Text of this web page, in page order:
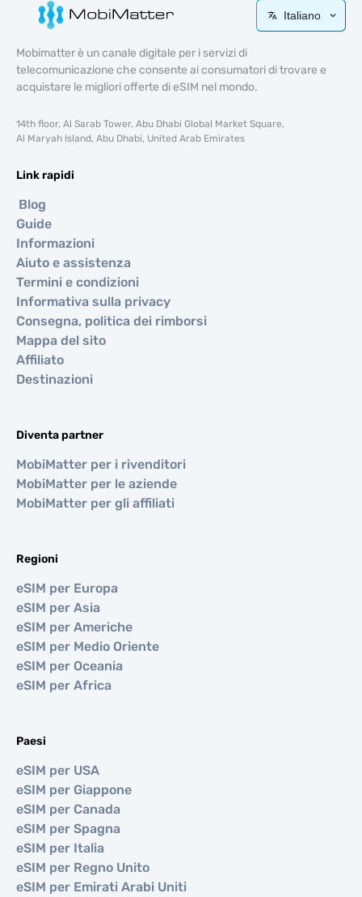
Italiano
Mobimatter è un canale digitale per i servizi di
telecomunicazione che consente ai consumatori di trovare e
acquistare le migliori offerte di eSIM nel mondo.
14th floor, Al Sarab Tower, Abu Dhabi Global Market Square,
Al Maryah Island, Abu Dhabi, United Arab Emirates
Link rapidi
Blog
Guide
Informazioni
Aiuto e assistenza
Termini e condizioni
Informativa sulla privacy
Consegna, politica dei rimborsi
Mappa del sito
Affiliato
Destinazioni
Diventa partner
MobiMatter per i rivenditori
MobiMatter per le aziende
MobiMatter per gli affiliati
Regioni
eSIM per Europa
eSIM per Asia
eSIM per Americhe
eSIM per Medio Oriente
eSIM per Oceania
eSIM per Africa
Paesi
eSIM per USA
eSIM per Giappone
eSIM per Canada
eSIM per Spagna
eSIM per Italia
eSIM per Regno Unito
eSIM per Emirati Arabi Uniti